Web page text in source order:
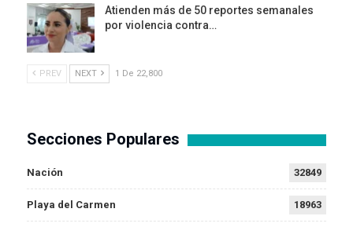
Atienden más de 50 reportes semanales
por violencia contra…
PREV NEXT 1 De 22,800
Secciones Populares
Nación 32849
Playa del Carmen 18963